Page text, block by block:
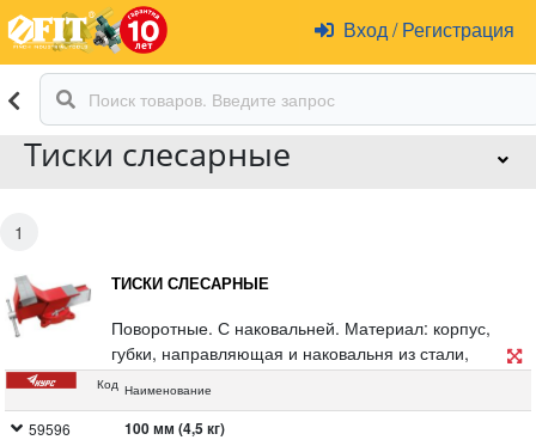
Вход /Регистрация
Тиски слесарные
1
ТИСКИ СЛЕСАРНЫЕ
Поворотные. С наковальней. Материал: корпус,
губки, направляющая и наковальня из стали,
основание из чугуна. Упаковка: картонная коробка.
Код Наименование
59596 100 мм (4,5 кг)